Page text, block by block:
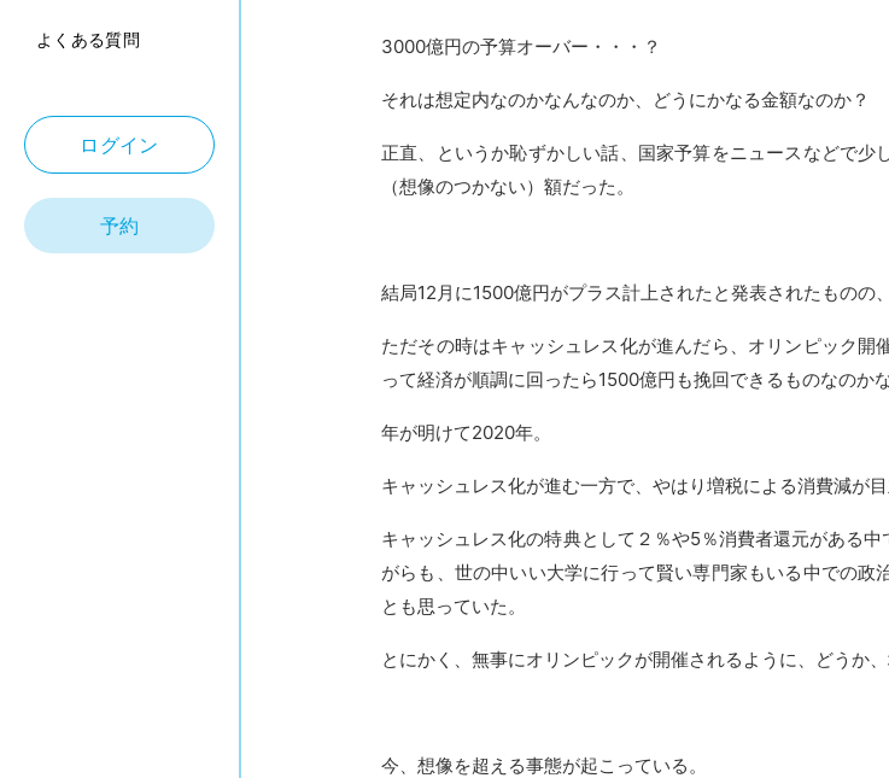
よくある質問
ログイン
予約
3000億円の予算オーバー・・・？
それは想定内なのかなんなのか、どうにかなる金額なのか？
正直、というか恥ずかしい話、国家予算をニュースなどで
（想像のつかない）額だった。
結局12月に1500億円がプラス計上されたと発表されたものの
ただその時はキャッシュレス化が進んだら、オリンピック
って経済が順調に回ったら1500億円も挽回できるものなのか
年が明けて2020年。
キャッシュレス化が進む一方で、やはり増税による消費減が目
キャッシュレス化の特典として２％や5％消費者還元がある
がらも、世の中いい大学に行って賢い専門家もいる中での
とも思っていた。
とにかく、無事にオリンピックが開催されるように、どうか
今、想像を超える事態が起こっている。